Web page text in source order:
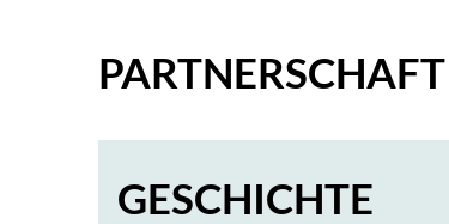
Städtepartnerschaft
GESCHICHTE